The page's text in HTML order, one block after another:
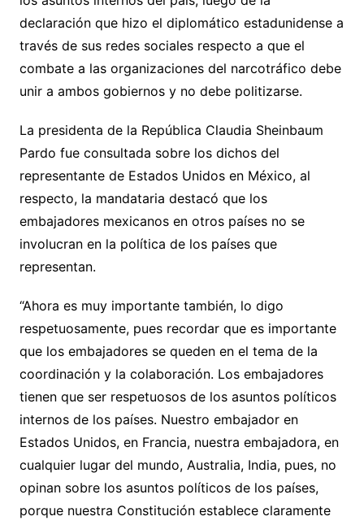
declaración que hizo el diplomático estadunidense a
través de sus redes sociales respecto a que el
combate a las organizaciones del narcotráfico debe
unir a ambos gobiernos y no debe politizarse.
La presidenta de la República Claudia Sheinbaum
Pardo fue consultada sobre los dichos del
representante de Estados Unidos en México, al
respecto, la mandataria destacó que los
embajadores mexicanos en otros países no se
involucran en la política de los países que
representan.
“Ahora es muy importante también, lo digo
respetuosamente, pues recordar que es importante
que los embajadores se queden en el tema de la
coordinación y la colaboración. Los embajadores
tienen que ser respetuosos de los asuntos políticos
internos de los países. Nuestro embajador en
Estados Unidos, en Francia, nuestra embajadora, en
cualquier lugar del mundo, Australia, India, pues, no
opinan sobre los asuntos políticos de los países,
porque nuestra Constitución establece claramente